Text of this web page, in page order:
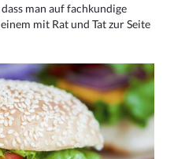
man auf fachkundige
mit Rat und Tat zur Seite